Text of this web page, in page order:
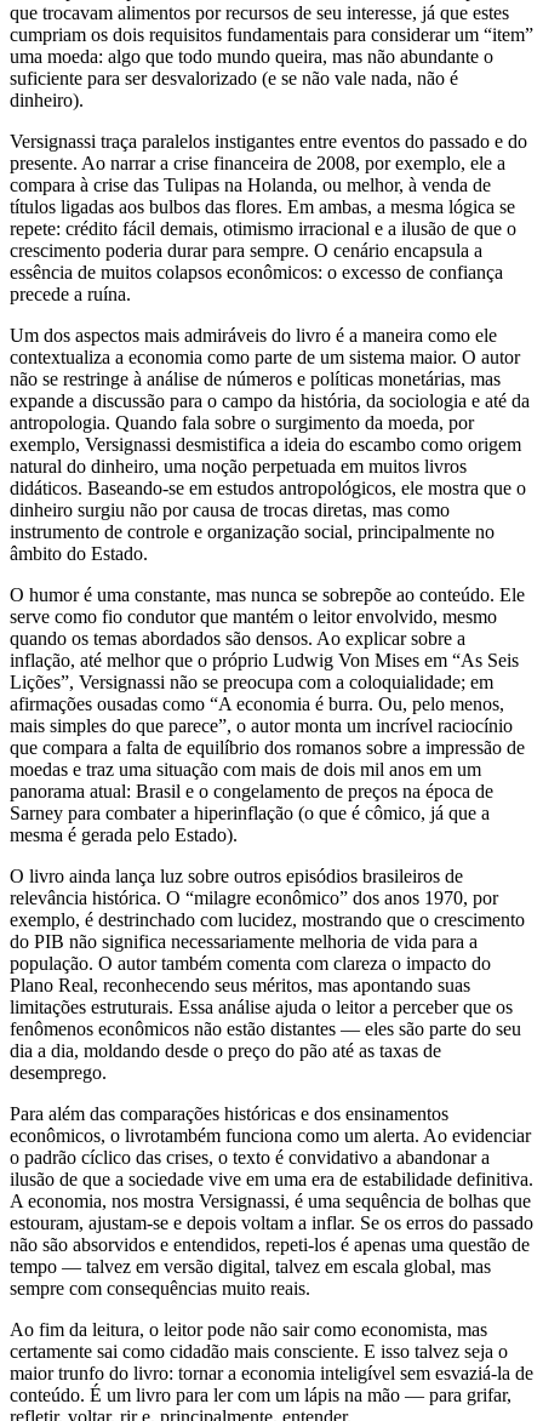
que trocavam alimentos por recursos de seu interesse, já que estes
cumpriam os dois requisitos fundamentais para considerar um “item”
uma moeda: algo que todo mundo queira, mas não abundante o
suficiente para ser desvalorizado (e se não vale nada, não é
dinheiro).
Versignassi traça paralelos instigantes entre eventos do passado e do
presente. Ao narrar a crise financeira de 2008, por exemplo, ele a
compara à crise das Tulipas na Holanda, ou melhor, à venda de
títulos ligadas aos bulbos das flores. Em ambas, a mesma lógica se
repete: crédito fácil demais, otimismo irracional e a ilusão de que o
crescimento poderia durar para sempre. O cenário encapsula a
essência de muitos colapsos econômicos: o excesso de confiança
precede a ruína.
Um dos aspectos mais admiráveis do livro é a maneira como ele
contextualiza a economia como parte de um sistema maior. O autor
não se restringe à análise de números e políticas monetárias, mas
expande a discussão para o campo da história, da sociologia e até da
antropologia. Quando fala sobre o surgimento da moeda, por
exemplo, Versignassi desmistifica a ideia do escambo como origem
natural do dinheiro, uma noção perpetuada em muitos livros
didáticos. Baseando-se em estudos antropológicos, ele mostra que o
dinheiro surgiu não por causa de trocas diretas, mas como
instrumento de controle e organização social, principalmente no
âmbito do Estado.
O humor é uma constante, mas nunca se sobrepõe ao conteúdo. Ele
serve como fio condutor que mantém o leitor envolvido, mesmo
quando os temas abordados são densos. Ao explicar sobre a
inflação, até melhor que o próprio Ludwig Von Mises em “As Seis
Lições”, Versignassi não se preocupa com a coloquialidade; em
afirmações ousadas como “A economia é burra. Ou, pelo menos,
mais simples do que parece”, o autor monta um incrível raciocínio
que compara a falta de equilíbrio dos romanos sobre a impressão de
moedas e traz uma situação com mais de dois mil anos em um
panorama atual: Brasil e o congelamento de preços na época de
Sarney para combater a hiperinflação (o que é cômico, já que a
mesma é gerada pelo Estado).
O livro ainda lança luz sobre outros episódios brasileiros de
relevância histórica. O “milagre econômico” dos anos 1970, por
exemplo, é destrinchado com lucidez, mostrando que o crescimento
do PIB não significa necessariamente melhoria de vida para a
população. O autor também comenta com clareza o impacto do
Plano Real, reconhecendo seus méritos, mas apontando suas
limitações estruturais. Essa análise ajuda o leitor a perceber que os
fenômenos econômicos não estão distantes — eles são parte do seu
dia a dia, moldando desde o preço do pão até as taxas de
desemprego.
Para além das comparações históricas e dos ensinamentos
econômicos, o livrotambém funciona como um alerta. Ao evidenciar
o padrão cíclico das crises, o texto é convidativo a abandonar a
ilusão de que a sociedade vive em uma era de estabilidade definitiva.
A economia, nos mostra Versignassi, é uma sequência de bolhas que
estouram, ajustam-se e depois voltam a inflar. Se os erros do passado
não são absorvidos e entendidos, repeti-los é apenas uma questão de
tempo — talvez em versão digital, talvez em escala global, mas
sempre com consequências muito reais.
Ao fim da leitura, o leitor pode não sair como economista, mas
certamente sai como cidadão mais consciente. E isso talvez seja o
maior trunfo do livro: tornar a economia inteligível sem esvaziá-la de
conteúdo. É um livro para ler com um lápis na mão — para grifar,
refletir, voltar, rir e, principalmente, entender.